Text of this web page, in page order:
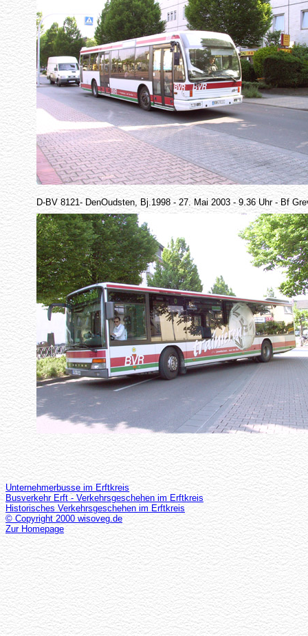
D-BV 8121- DenOudsten, Bj.1998 - 27. Mai 2003 - 9.36 Uhr - Bf
Unternehmerbusse im Erftkreis
Busverkehr Erft - Verkehrsgeschehen im Erftkreis
Historisches Verkehrsgeschehen im Erftkreis
© Copyright 2000 wisoveg.de
Zur Homepage